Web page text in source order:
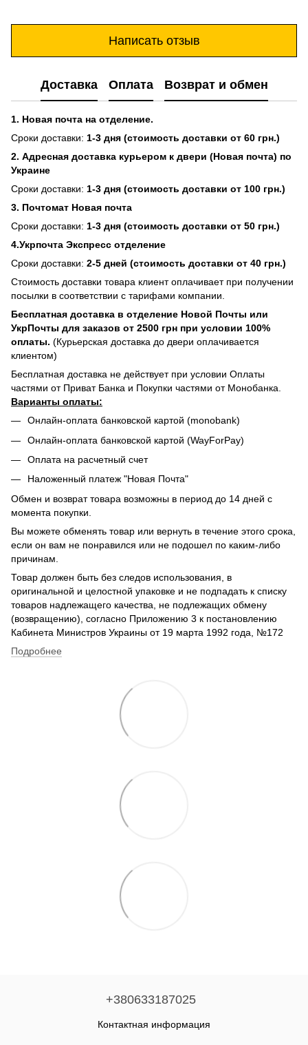
Написать отзыв
Доставка Оплата Возврат и обмен
1. Новая почта на отделение.
Сроки доставки: 1-3 дня (стоимость доставки от 60 грн.)
2. Адресная доставка курьером к двери (Новая почта) по
Украине
Сроки доставки: 1-3 дня (стоимость доставки от 100 грн.)
3. Почтомат Новая почта
Сроки доставки: 1-3 дня (стоимость доставки от 50 грн.)
4.Укрпочта Экспресс отделение
Сроки доставки: 2-5 дней (стоимость доставки от 40 грн.)
Стоимость доставки товара клиент оплачивает при получении
посылки в соответствии с тарифами компании.
Бесплатная доставка в отделение Новой Почты или
УкрПочты для заказов от 2500 грн при условии 100%
оплаты. (Курьерская доставка до двери оплачивается
клиентом)
Бесплатная доставка не действует при условии Оплаты
частями от Приват Банка и Покупки частями от Монобанка.
Варианты оплаты:
Онлайн-оплата банковской картой (monobank)
Онлайн-оплата банковской картой (WayForPay)
Оплата на расчетный счет
Наложенный платеж "Новая Почта"
Обмен и возврат товара возможны в период до 14 дней с
момента покупки.
Вы можете обменять товар или вернуть в течение этого срока,
если он вам не понравился или не подошел по каким-либо
причинам.
Товар должен быть без следов использования, в
оригинальной и целостной упаковке и не подпадать к списку
товаров надлежащего качества, не подлежащих обмену
(возвращению), согласно Приложению 3 к постановлению
Кабинета Министров Украины от 19 марта 1992 года, №172
Подробнее
+380633187025
Контактная информация